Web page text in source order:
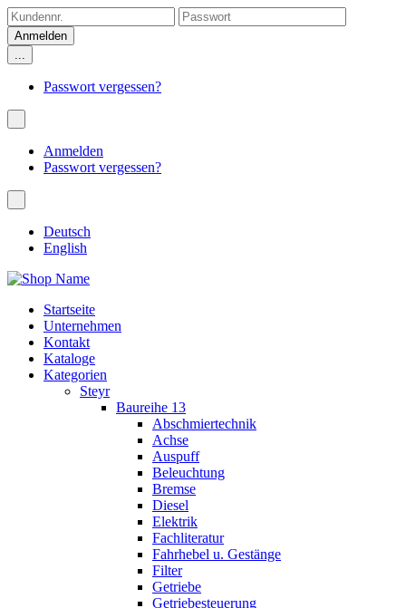
...
Passwort vergessen?
Anmelden
Passwort vergessen?
Deutsch
English
Startseite
Unternehmen
Kontakt
Kataloge
Kategorien
Steyr
Baureihe 13
Abschmiertechnik
Achse
Auspuff
Beleuchtung
Bremse
Diesel
Elektrik
Fachliteratur
Fahrhebel u. Gestänge
Filter
Getriebe
Getriebesteuerung